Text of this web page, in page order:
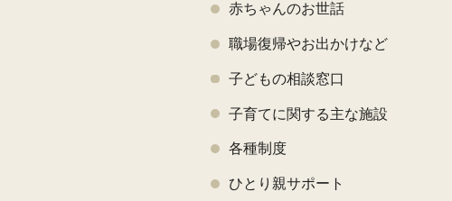
赤ちゃんのお世話
職場復帰やお出かけなど
子どもの相談窓口
子育てに関する主な施設
各種制度
ひとり親サポート